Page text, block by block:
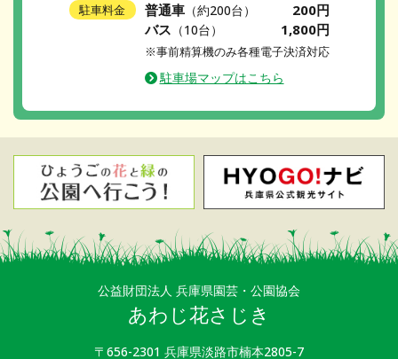
駐車料金 普通車（約200台）
200円
バス （10台） 1,800円
※事前精算機のみ各種電子決済対応
駐車場マップはこちら
公益財団法人 兵庫県園芸・公園協会
あわじ花さじき
〒656-2301 兵庫県淡路市楠本2805-7